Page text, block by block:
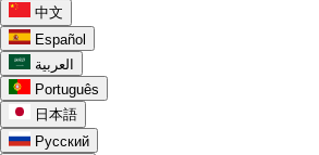
中文
Español
العربية
Português
日本語
Русский